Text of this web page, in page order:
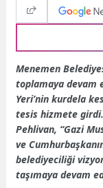
Menemen
toplamaya devam
Yeri’nin kurdela
tesis hizmete girdi.
Pehlivan, “Gazi
ve
belediyeciliği
taşımaya devam